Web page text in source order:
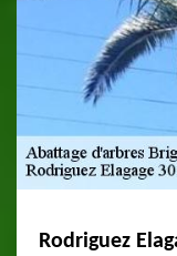
Rodriguez